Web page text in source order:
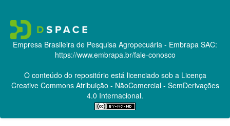
Empresa Brasileira de Pesquisa Agropecuária - Embrapa SAC:
https://www.embrapa.br/fale-conosco
O conteúdo do repositório está licenciado sob a Licença
Creative CommonsAtribuição - NãoComercial - SemDerivações
4.0 Internacional.